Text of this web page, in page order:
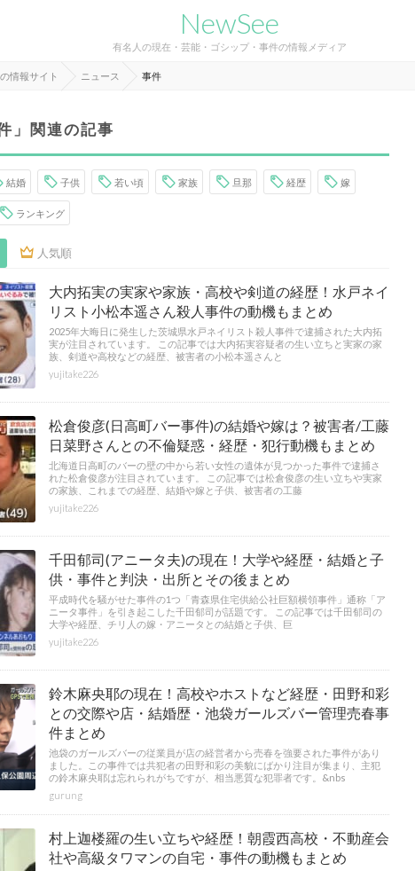
NewSee
有名人の現在・芸能・ゴシップ・事件の情報メディア
情報サイト ニュース 事件
」関連の記事
結婚 子供 若い頃 家族 旦那 経歴 嫁
ランキング
人気順
大内拓実の実家や家族・高校や剣道の経歴！水戸ネイ
リスト小松本遥さん殺人事件の動機もまとめ
2025年大晦日に発生した茨城県水戸ネイリスト殺人事件で逮捕された大内拓
実が注目されています。 この記事では大内拓実容疑者の生い立ちと実家の家
族、剣道や高校などの経歴、被害者の小松本遥さんと
yujitake226
松倉俊彦(日高町バー事件)の結婚や嫁は？被害者/工藤
日菜野さんとの不倫疑惑・経歴・犯行動機もまとめ
北海道日高町のバーの壁の中から若い女性の遺体が見つかった事件で逮捕さ
れた松倉俊彦が注目されています。 この記事では松倉俊彦の生い立ちや実家
の家族、これまでの経歴、結婚や嫁と子供、被害者の工藤
yujitake226
千田郁司(アニータ夫)の現在！大学や経歴・結婚と子
供・事件と判決・出所とその後まとめ
平成時代を騒がせた事件の1つ「青森県住宅供給公社巨額横領事件」通称「ア
ニータ事件」を引き起こした千田郁司が話題です。 この記事では千田郁司の
大学や経歴、チリ人の嫁・アニータとの結婚と子供、巨
yujitake226
鈴木麻央耶の現在！高校やホストなど経歴・田野和彩
との交際や店・結婚歴・池袋ガールズバー管理売春事
件まとめ
池袋のガールズバーの従業員が店の経営者から売春を強要された事件があり
ました。この事件では共犯者の田野和彩の美貌にばかり注目が集まり、主犯
の鈴木麻央耶は忘れられがちですが、相当悪質な犯罪者です。&nbs
gurung
村上迦楼羅の生い立ちや経歴！朝霞西高校・不動産会
社や高級タワマンの自宅・事件の動機もまとめ